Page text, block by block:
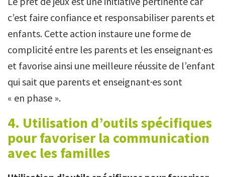
c’est faire confiance et responsabiliser parents et
enfants. Cette action instaure une forme de
complicité entre les parents et les enseignant·es
et favorise ainsi une meilleure réussite de l’enfant
qui sait que parents et enseignant·es sont
« en phase ».
4. Utilisation d’outils spécifiques
pour favoriser la communication
avec les familles